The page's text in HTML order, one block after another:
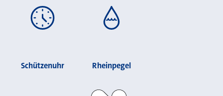
Schützenuhr Rheinpegel